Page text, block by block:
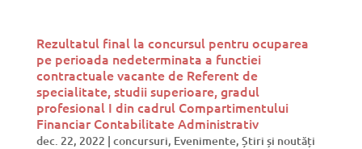
Rezultatul final la concursul pentru ocuparea
pe perioada nedeterminata a functiei
contractuale vacante de Referent de
specialitate, studii superioare, gradul
profesional I din cadrul Compartimentului
Financiar Contabilitate Administrativ
dec. 22, 2022 | concursuri, Evenimente, Știri și noutăți